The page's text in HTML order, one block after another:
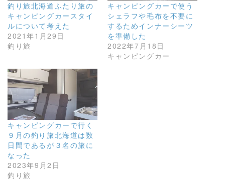
釣り旅北海道ふたり旅の
キャンピングカースタイ
ルについて考えた
2021年1月29日
釣り旅
キャンピングカーで使う
シェラフや毛布を不要に
するためインナーシーツ
を準備した
2022年7月18日
キャンピングカー
キャンピングカーで行く
９月の釣り旅北海道は数
日間であるが３名の旅に
なった
2023年9月2日
釣り旅